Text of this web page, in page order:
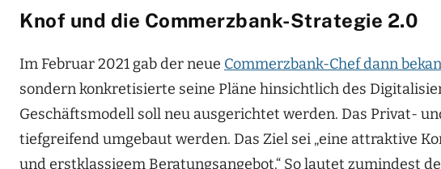
Knof und die Commerzbank-Strategie 2.0
Im Februar 2021 gab der neue Commerzbank-Chef dann
sondern konkretisierte seine Pläne hinsichtlich des
Geschäftsmodell soll neu ausgerichtet werden. Das Privat-
tiefgreifend umgebaut werden. Das Ziel sei „eine attraktive
und erstklassigem Beratungsangebot.“ So lautet zumindest